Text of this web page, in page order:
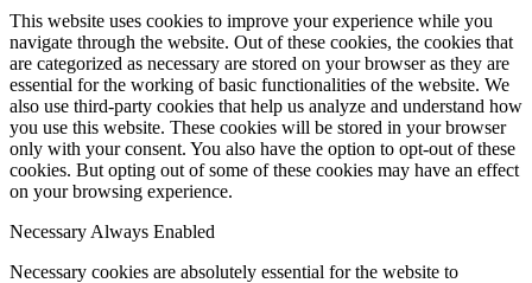
This website uses cookies to improve your experience while you
navigate through the website. Out of these cookies, the cookies that
are categorized as necessary are stored on your browser as they are
essential for the working of basic functionalities of the website. We
also use third-party cookies that help us analyze and understand how
you use this website. These cookies will be stored in your browser
only with your consent. You also have the option to opt-out of these
cookies. But opting out of some of these cookies may have an effect
on your browsing experience.
NecessaryAlways Enabled
Necessary cookies are absolutely essential for the website to